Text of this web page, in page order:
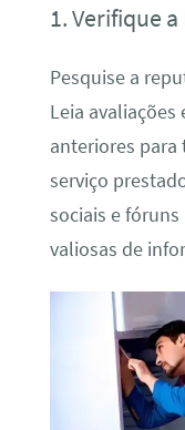
1. Verifique
Pesquise a
Leia
anteriores para
serviço
sociais e
valiosas de